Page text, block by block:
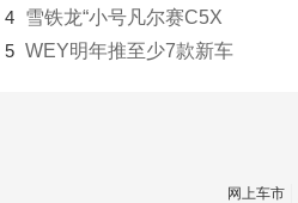
4 雪铁龙“小号凡尔赛C5X
5 WEY明年推至少7款新车
网上车市